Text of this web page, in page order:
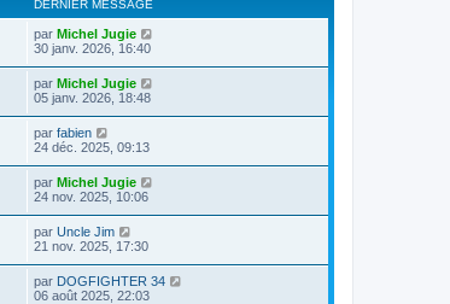
DERNIER MESSAGE
par Michel Jugie
30 janv. 2026, 16:40
par Michel Jugie
05 janv. 2026, 18:48
par fabien
24 déc. 2025, 09:13
par Michel Jugie
24 nov. 2025, 10:06
par Uncle Jim
21 nov. 2025, 17:30
par DOGFIGHTER 34
06 août 2025, 22:03